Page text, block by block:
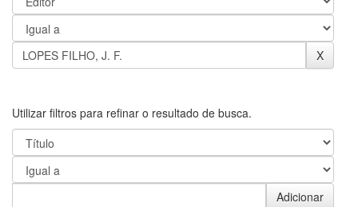
Utilizar filtros para refinar o resultado de busca.